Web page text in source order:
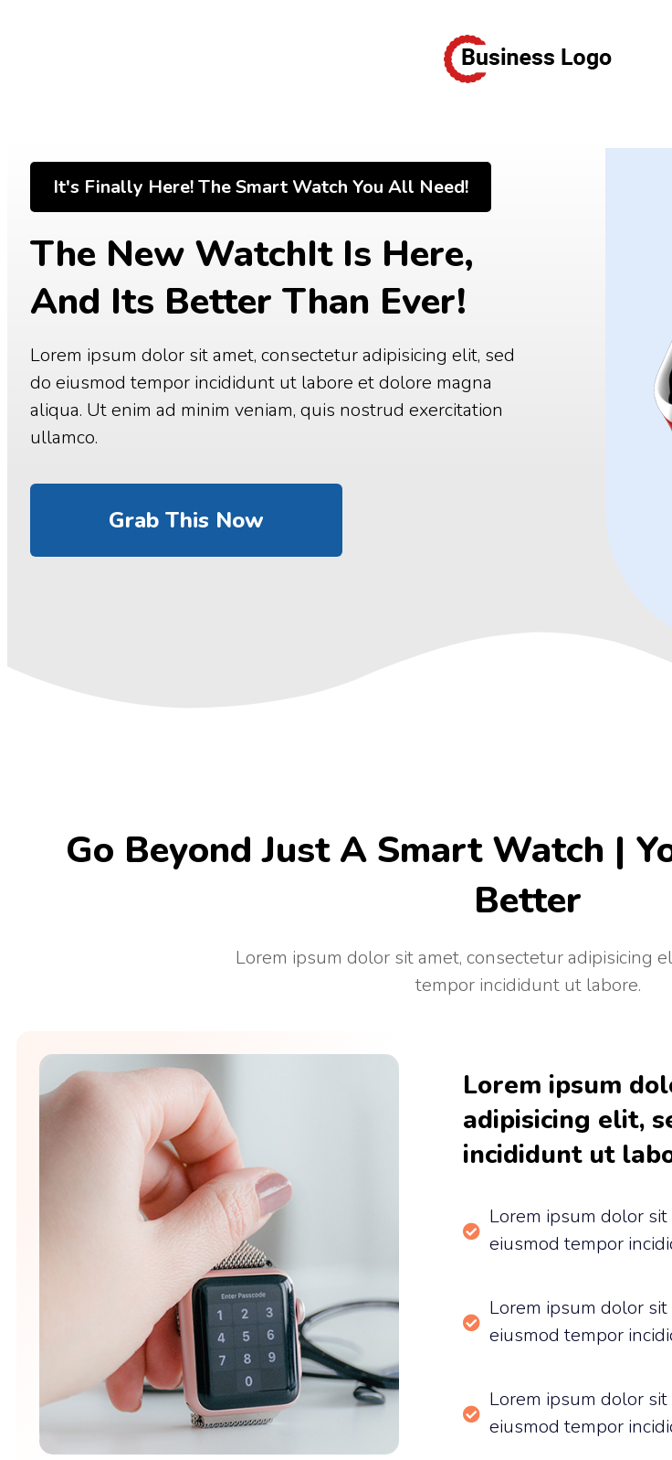
It's Finally Here! The Smart Watch You All Need!
The New WatchIt Is Here,
And Its Better Than Ever!
Lorem ipsum dolor sit amet, consectetur adipisicing elit, sed
do eiusmod tempor incididunt ut labore et dolore magna
aliqua. Ut enim ad minim veniam, quis nostrud exercitation
ullamco.
Grab This Now
Go Beyond Just A Smart Watch |
Better
Lorem ipsum dolor sit amet, consectetur adipisicing
tempor incididunt ut labore.
Lorem ipsum
adipisicing elit,
incididunt ut
Lorem ipsum dolor
eiusmod tempor
Lorem ipsum dolor
eiusmod tempor
Lorem ipsum dolor
eiusmod tempor